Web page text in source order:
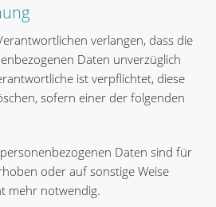
verlangen, dass die
Daten unverzüglich
ist verpflichtet, diese
sofern einer der folgenden
Daten sind für
oder auf sonstige Weise
mehr notwendig.